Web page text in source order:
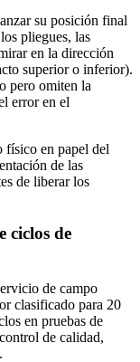
su posición final
pliegues, las
en la dirección
superior o inferior).
pero omiten la
error en el
físico en papel del
de las
de liberar los
ciclos de
de campo
clasificado para 20
en pruebas de
de calidad,